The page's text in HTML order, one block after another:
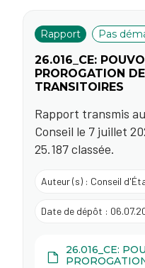
Rapport Pas
26.016_CE:
PROROGATION
TRANSITOIRES
Rapport transmis
Conseil le 7 juillet
25.187 classée.
Auteur (s) : Conseil
Date de dépôt :
26.016_CE: